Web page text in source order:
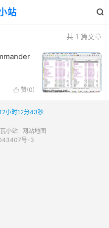
站 
共 1 篇文章
 赞(0)
小时12分43秒
小站
网站地图
号-3